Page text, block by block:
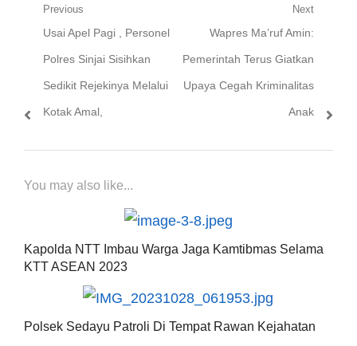
Navigasi
pos
Previous
Previous
post:
Usai Apel Pagi , Personel
Polres Sinjai Sisihkan
Sedikit Rejekinya Melalui
Kotak Amal,
Next
Next
post:
Wapres Ma’ruf Amin:
Pemerintah Terus Giatkan
Upaya Cegah Kriminalitas
Anak
You may also like...
Kapolda NTT Imbau Warga Jaga Kamtibmas Selama
KTT ASEAN 2023
Polsek Sedayu Patroli Di Tempat Rawan Kejahatan